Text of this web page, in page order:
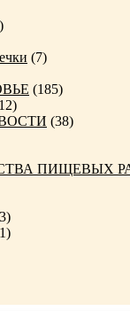
(7)
(185)
(38)
ПИЩЕВЫХ